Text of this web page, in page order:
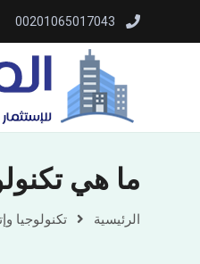
00201065017043
ما هي
الرئيسية تكنولوجيا